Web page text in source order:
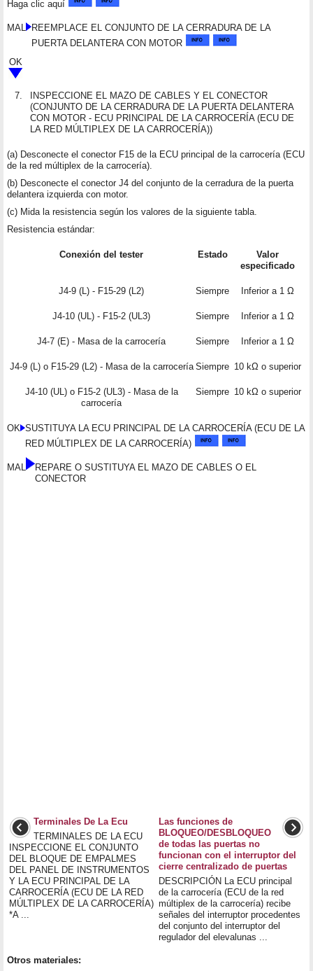
Haga clic aquí
MAL
REEMPLACE EL CONJUNTO DE LA CERRADURA DE LA
PUERTA DELANTERA CON MOTOR
OK
7.
INSPECCIONE EL MAZO DE CABLES Y EL CONECTOR
(CONJUNTO DE LA CERRADURA DE LA PUERTA DELANTERA
CON MOTOR - ECU PRINCIPAL DE LA CARROCERÍA (ECU DE
LA RED MÚLTIPLEX DE LA CARROCERÍA))
(a) Desconecte el conector F15 de la ECU principal de la carrocería (ECU
de la red múltiplex de la carrocería).
(b) Desconecte el conector J4 del conjunto de la cerradura de la puerta
delantera izquierda con motor.
(c) Mida la resistencia según los valores de la siguiente tabla.
Resistencia estándar:
Conexión del tester Estado
Valor
especificado
J4-9 (L) - F15-29 (L2) Siempre Inferior a 1 Ω
J4-10 (UL) - F15-2 (UL3) Siempre Inferior a 1 Ω
J4-7 (E) - Masa de la carrocería Siempre Inferior a 1 Ω
J4-9 (L) o F15-29 (L2) - Masa de la carrocería Siempre 10 kΩ o superior
J4-10 (UL) o F15-2 (UL3) - Masa de la
carrocería
Siempre 10 kΩ o superior
OK SUSTITUYA LA ECU PRINCIPAL DE LA CARROCERÍA (ECU DE LA
RED MÚLTIPLEX DE LA CARROCERÍA)
MAL
REPARE O SUSTITUYA EL MAZO DE CABLES O EL
CONECTOR
Terminales De La Ecu
TERMINALES DE LA ECU
INSPECCIONE EL CONJUNTO
DEL BLOQUE DE EMPALMES
DEL PANEL DE INSTRUMENTOS
Y LA ECU PRINCIPAL DE LA
CARROCERÍA (ECU DE LA RED
MÚLTIPLEX DE LA CARROCERÍA)
*A ...
Las funciones de
BLOQUEO/DESBLOQUEO
de todas las puertas no
funcionan con el interruptor del
cierre centralizado de puertas
DESCRIPCIÓN La ECU principal
de la carrocería (ECU de la red
múltiplex de la carrocería) recibe
señales del interruptor procedentes
del conjunto del interruptor del
regulador del elevalunas ...
Otros materiales: